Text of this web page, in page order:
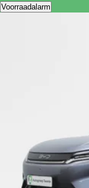
Voorraadalarm